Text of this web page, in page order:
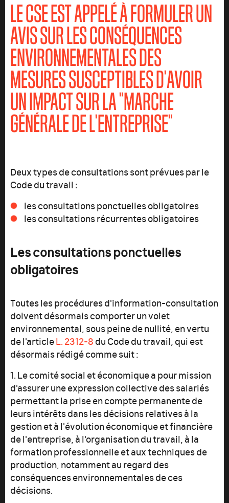
LE CSE EST APPELÉ À FORMULER UN
AVIS SUR LES CONSÉQUENCES
ENVIRONNEMENTALES DES
MESURES SUSCEPTIBLES D'AVOIR
UN IMPACT SUR LA "MARCHE
GÉNÉRALE DE L'ENTREPRISE"
Deux types de consultations sont prévues par le
Code du travail :
les consultations ponctuelles obligatoires
les consultations récurrentes obligatoires
Les consultations ponctuelles
obligatoires
Toutes les procédures d'information-consultation
doivent désormais comporter un volet
environnemental, sous peine de nullité, en vertu
de l'articleL. 2312-8du Code du travail, qui est
désormais rédigé comme suit :
1. Le comité social et économique a pour mission
d'assurer une expression collective des salariés
permettant la prise en compte permanente de
leurs intérêts dans les décisions relatives à la
gestion et à l'évolution économique et financière
de l'entreprise, à l'organisation du travail, à la
formation professionnelle et aux techniques de
production, notamment au regard des
conséquences environnementales de ces
décisions.